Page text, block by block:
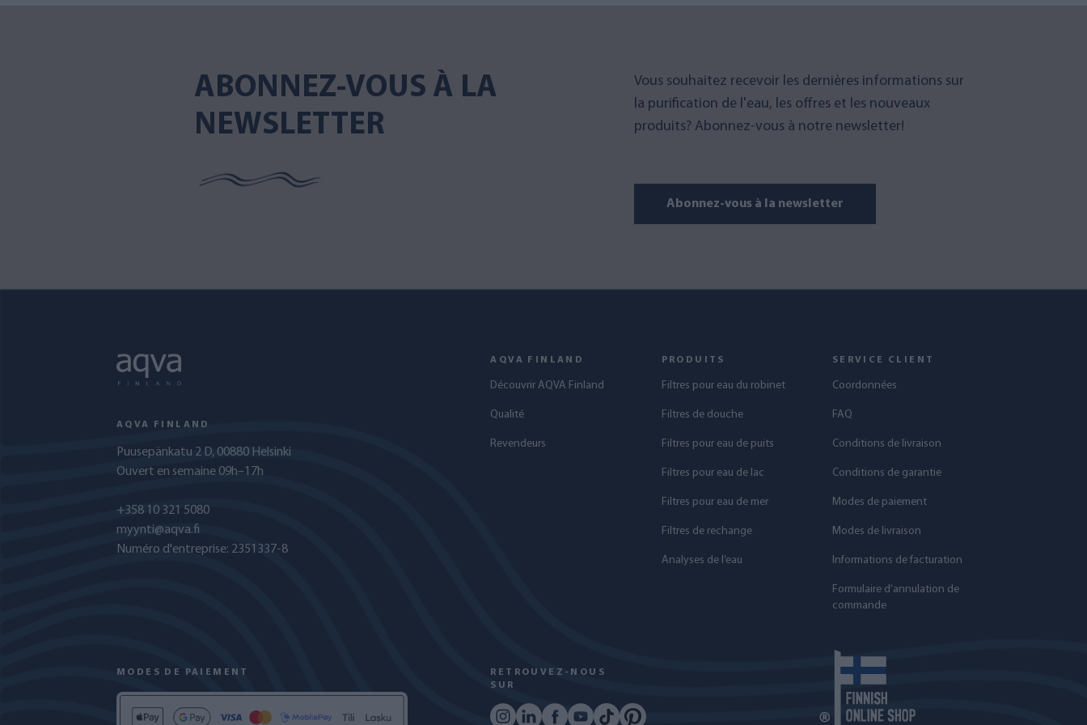
ABONNEZ-VOUS À LA
NEWSLETTER
Vous souhaitez recevoir les dernières informations sur
la purification de l'eau, les offres et les nouveaux
produits? Abonnez-vous à notre newsletter!
Abonnez-vous à la newsletter
AQVA FINLAND
Puusepänkatu 2 D, 00880 Helsinki
Ouvert en semaine 09h–17h
+358 10 321 5080
myynti@aqva.fi
Numéro d'entreprise: 2351337-8
AQVA FINLAND
Découvrir AQVA Finland
Qualité
Revendeurs
PRODUITS
Filtres pour eau du robinet
Filtres de douche
Filtres pour eau de puits
Filtres pour eau de lac
Filtres pour eau de mer
Filtres de rechange
Analyses de l’eau
SERVICE CLIENT
Coordonnées
FAQ
Conditions de livraison
Conditions de garantie
Modes de paiement
Modes de livraison
Informations de facturation
Formulaire d’annulation de
commande
MODES DE PAIEMENT
RETROUVEZ-NOUS
SUR